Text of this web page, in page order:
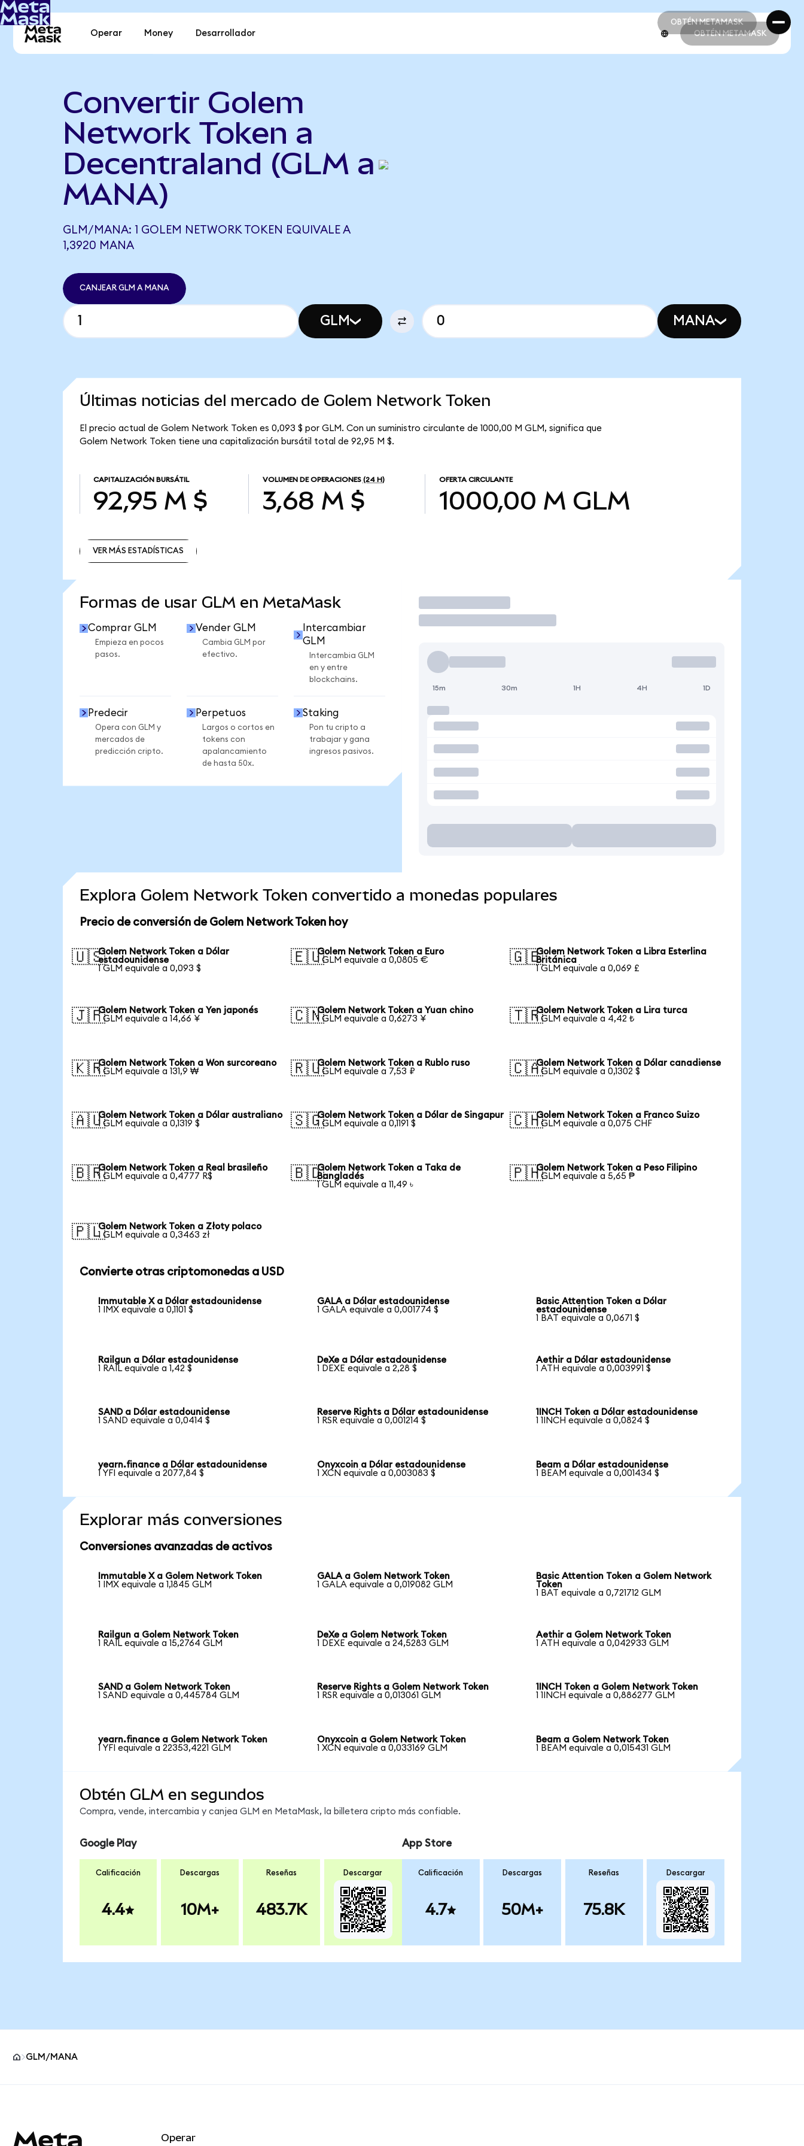
OBTÉN METAMASK
OBTÉN METAMASK
Operar Money Desarrollador OBTÉN METAMASK
Convertir Golem
Network Token a
Decentraland (GLM a
MANA)
GLM/MANA: 1 GOLEM NETWORK TOKEN EQUIVALE A
1,3920 MANA
CANJEAR GLM A MANA
GLM MANA
Últimas noticias del mercado de Golem Network Token
El precio actual de Golem Network Token es 0,093 $ por GLM. Con un suministro circulante de 1000,00 M GLM, significa que
Golem Network Token tiene una capitalización bursátil total de 92,95 M $.
CAPITALIZACIÓN BURSÁTIL
92,95 M $
VOLUMEN DE OPERACIONES (24 H)
3,68 M $
OFERTA CIRCULANTE
1000,00 M GLM
VER MÁS ESTADÍSTICAS
Formas de usar GLM en MetaMask
Comprar GLM
Empieza en pocos
pasos.
Vender GLM
Cambia GLM por
efectivo.
Intercambiar
GLM
Intercambia GLM
en y entre
blockchains.
Predecir
Opera con GLM y
mercados de
predicción cripto.
Perpetuos
Largos o cortos en
tokens con
apalancamiento
de hasta 50x.
Staking
Pon tu cripto a
trabajar y gana
ingresos pasivos.
Operar
15m 30m 1H 4H 1D
Explora Golem Network Token convertido a monedas populares
Precio de conversión de Golem Network Token hoy
🇺🇸Golem Network Token a Dólar
estadounidense
1 GLM equivale a 0,093 $
🇪🇺Golem Network Token a Euro
1 GLM equivale a 0,0805 €
🇬🇧Golem Network Token a Libra Esterlina
Británica
1 GLM equivale a 0,069 £
🇯🇵Golem Network Token a Yen japonés
1 GLM equivale a 14,66 ¥
🇨🇳Golem Network Token a Yuan chino
1 GLM equivale a 0,6273 ¥
🇹🇷Golem Network Token a Lira turca
1 GLM equivale a 4,42 ₺
🇰🇷Golem Network Token a Won surcoreano
1 GLM equivale a 131,9 ₩
🇷🇺Golem Network Token a Rublo ruso
1 GLM equivale a 7,53 ₽
🇨🇦Golem Network Token a Dólar canadiense
1 GLM equivale a 0,1302 $
🇦🇺Golem Network Token a Dólar australiano
1 GLM equivale a 0,1319 $
🇸🇬Golem Network Token a Dólar de Singapur
1 GLM equivale a 0,1191 $
🇨🇭Golem Network Token a Franco Suizo
1 GLM equivale a 0,075 CHF
🇧🇷Golem Network Token a Real brasileño
1 GLM equivale a 0,4777 R$
🇧🇩Golem Network Token a Taka de
Bangladés
1 GLM equivale a 11,49 ৳
🇵🇭Golem Network Token a Peso Filipino
1 GLM equivale a 5,65 ₱
🇵🇱Golem Network Token a Złoty polaco
1 GLM equivale a 0,3463 zł
Convierte otras criptomonedas a USD
Immutable X a Dólar estadounidense
1 IMX equivale a 0,1101 $
GALA a Dólar estadounidense
1 GALA equivale a 0,001774 $
Basic Attention Token a Dólar
estadounidense
1 BAT equivale a 0,0671 $
Railgun a Dólar estadounidense
1 RAIL equivale a 1,42 $
DeXe a Dólar estadounidense
1 DEXE equivale a 2,28 $
Aethir a Dólar estadounidense
1 ATH equivale a 0,003991 $
SAND a Dólar estadounidense
1 SAND equivale a 0,0414 $
Reserve Rights a Dólar estadounidense
1 RSR equivale a 0,001214 $
1INCH Token a Dólar estadounidense
1 1INCH equivale a 0,0824 $
yearn.finance a Dólar estadounidense
1 YFI equivale a 2077,84 $
Onyxcoin a Dólar estadounidense
1 XCN equivale a 0,003083 $
Beam a Dólar estadounidense
1 BEAM equivale a 0,001434 $
Explorar más conversiones
Conversiones avanzadas de activos
Immutable X a Golem Network Token
1 IMX equivale a 1,1845 GLM
GALA a Golem Network Token
1 GALA equivale a 0,019082 GLM
Basic Attention Token a Golem Network
Token
1 BAT equivale a 0,721712 GLM
Railgun a Golem Network Token
1 RAIL equivale a 15,2764 GLM
DeXe a Golem Network Token
1 DEXE equivale a 24,5283 GLM
Aethir a Golem Network Token
1 ATH equivale a 0,042933 GLM
SAND a Golem Network Token
1 SAND equivale a 0,445784 GLM
Reserve Rights a Golem Network Token
1 RSR equivale a 0,013061 GLM
1INCH Token a Golem Network Token
1 1INCH equivale a 0,886277 GLM
yearn.finance a Golem Network Token
1 YFI equivale a 22353,4221 GLM
Onyxcoin a Golem Network Token
1 XCN equivale a 0,033169 GLM
Beam a Golem Network Token
1 BEAM equivale a 0,015431 GLM
Obtén GLM en segundos
Compra, vende, intercambia y canjea GLM en MetaMask, la billetera cripto más confiable.
Google Play
Calificación
4.4
Descargas
10M+
Reseñas
483.7K
Descargar
App Store
Calificación
4.7
Descargas
50M+
Reseñas
75.8K
Descargar
GLM/MANA
Operar